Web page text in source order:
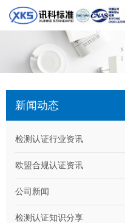
新闻动态
检测认证行业资讯
欧盟合规认证资讯
公司新闻
检测认证知识分享